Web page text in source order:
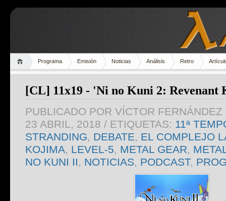
Programa Emisión Noticias Análisis Retro
[CL] 11x19 - 'Ni no Kuni 2: Revenant
PUBLICADO POR VÍCTOR
23 ABRIL, 2018 / ETIQUETAS: 11ª
STRANDING
DEBATE
EL COMPLEJO
KOJIMA
LEVEL-5 METAL GEAR
NO KUNI II
NOTICIAS PODCAST,